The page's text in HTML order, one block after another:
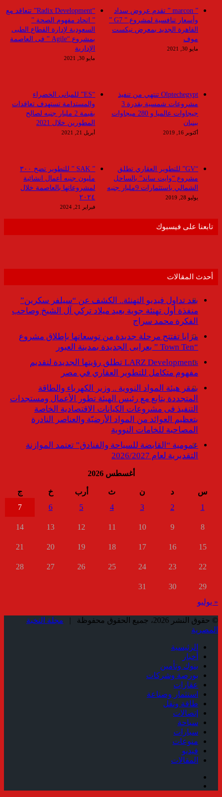
“Radix Development” تتعاقد مع
” اتحاد مفهوم الصحة ”
السعودية لإدارة القطاع الطبى
بمشروع “Agile ” فى العاصمة
الإدارية
مايو 30, 2021
” marcon ” تقدم عروض سداد
وأسعار تنافسية لمشروع ” G7 ”
القاهرة الجديد بمعرض نيكست
موف
مايو 30, 2021
“ES” للمبانى الخضراء
والمستدامة تستهدف تعاقدات
بقيمة 2 مليار جنيه لصالح
المطورين خلال 2021
أبريل 21, 2021
Olptechegypt تنتهي من تنفيذ
مشروعات شمسية بقدرة 3
جيجاوات عالميا و 280 ميجاوات
ببنبان
أكتوبر 16, 2019
” SAK ” للتطوير تضخ ٣٠٠
مليون جنيه أعمال انشائية
لمشروعاتها بالعاصمة خلال
٢٠٢٤
فبراير 21, 2024
“GV” للتطوير العقاري تطلق
مشروع “وايت ساند” بالساحل
الشمالي باستثمارات 9مليار جنيه
يوليو 28, 2019
تابعنا على فيسبوك
أحدث المقالات
بعد تداول فيديو التهنئة.. الكشف عن “سيلفر سكرين”
منفذة أول تهنئة جوية بعيد ميلاد تركي آل الشيخ وصاحب
الفكرة محمد سراج
مزايا تفتتح مرحلة جديدة من توسعاتها بإطلاق مشروع
“Town Ten ” بعرابى الجديدة بمدينة العبور
LARZ Developments تطلق رؤيتها الجديدة لتقديم
مفهوم متكامل للتطوير العقاري في مصر
بمقر هيئة المواد النووية .. وزير الكهرباء والطاقة
المتجددة يتابع مع رئيس الهيئة تطور الأعمال ومستجدات
التنفيذ فى مشروعات الكيانات الاقتصادية الخاصة
بتعظيم العوائد من المواد الأرضيّة والعناصر النادرة
المصاحبة للخامات النووية
عمومية “القابضة للسياحة والفنادق” تعتمد الموازنة
التقديرية لعام 2026/2027
أغسطس 2026
س د ن ث أرب خ
ج
1
2
3
4
5
6
7
8
9
10
11
12
13
14
15
16
17
18
19
20
21
22
23
24
25
26
27
28
29
30
31
« يوليو
© حقوق النشر 2026، جميع الحقوق محفوظة |
مجلة النخبة
المصرية
الرئيسية
أخبار
بنوك وتأمين
بورصة وشركات
عقارات
استثمار وصناعة
طاقة ونقل
إتصالات
سياحة
سيارات
منوعات
فيديو
المقالات